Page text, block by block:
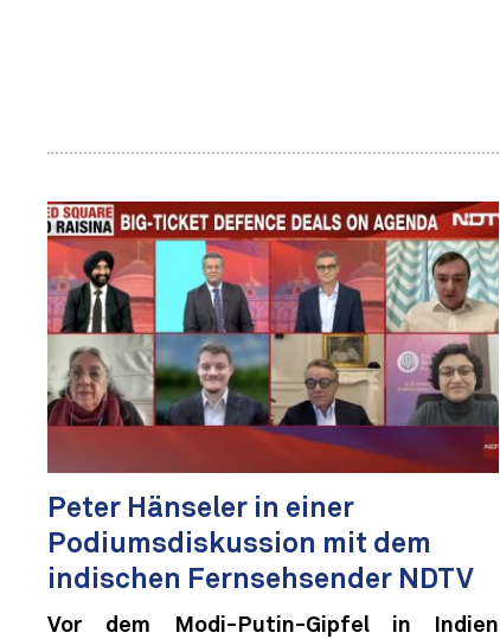
Peter Hänseler in einer
Podiumsdiskussion mit dem
indischen Fernsehsender NDTV
Vor dem Modi-Putin-Gipfel in Indien